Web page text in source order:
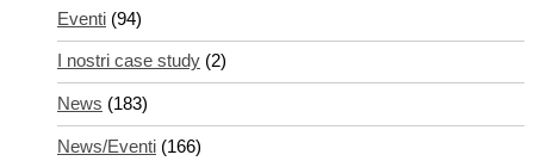
Eventi (94)
I nostri case study (2)
News (183)
News/Eventi (166)